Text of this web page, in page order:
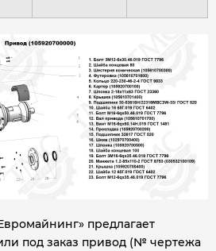
предлагает
под заказ привод (№ чертежа